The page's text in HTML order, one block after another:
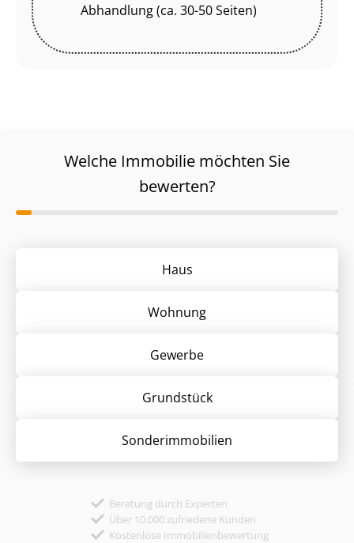
Abhandlung (ca. 30-50 Seiten)
Welche Immobilie möchten Sie
bewerten?
Haus
Wohnung
Gewerbe
Grund­stück
Sonder­immobilien
Beratung durch Experten
Über 10.000 zufriedene Kunden
Kostenlose Immobilienbewertung